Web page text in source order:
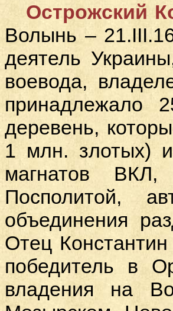
Острожский
Волынь – 21.III
деятель
воевода,
принадлежало
деревень,
1 млн. злотых)
магнатов
Посполитой,
объединения
Отец
победитель в
владения на